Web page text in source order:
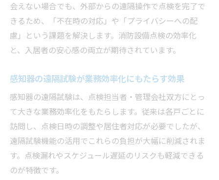
会えない場合でも、外部からの遠隔操作で点検を完了で
きるため、「不在時の対応」や「プライバシーへの配
慮」という課題を解決します。消防設備点検の効率化
と、入居者の安心感の両立が期待されています。
感知器の遠隔試験が業務効率化にもたらす効果
感知器の遠隔試験は、点検担当者・管理会社双方にとっ
て大きな業務効率化をもたらします。従来は各戸ごとに
訪問し、点検日時の調整や居住者対応が必要でしたが、
遠隔試験機能の活用でこれらの負担が大幅に削減されま
す。点検漏れやスケジュール遅延のリスクも軽減できる
のが特徴です。